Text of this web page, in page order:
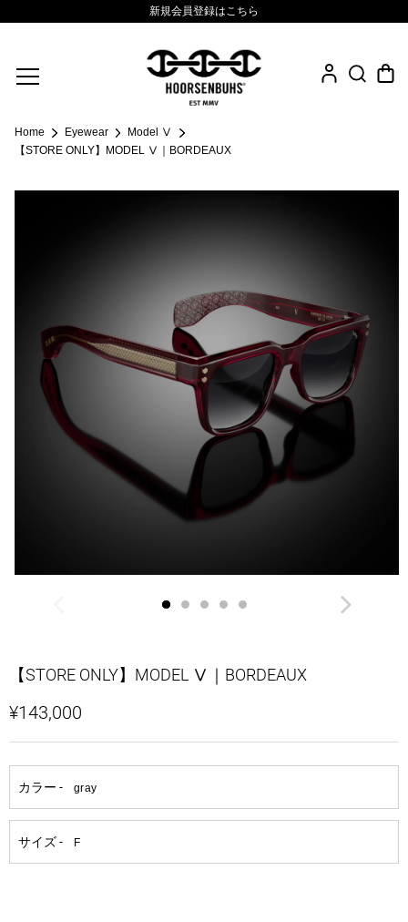
.925 Sterling
新規会員登録はこちら
アフターケアサービスのご案内
Home Eyewear
Model Ⅴ
【STORE ONLY】MODEL Ⅴ｜BORDEAUX
【STORE ONLY】MODEL Ⅴ｜BORDEAUX
¥143,000